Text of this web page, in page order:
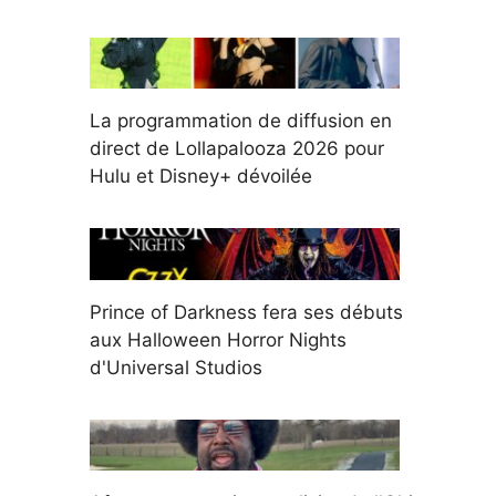
La programmation de diffusion en
direct de Lollapalooza 2026 pour
Hulu et Disney+ dévoilée
Prince of Darkness fera ses débuts
aux Halloween Horror Nights
d'Universal Studios